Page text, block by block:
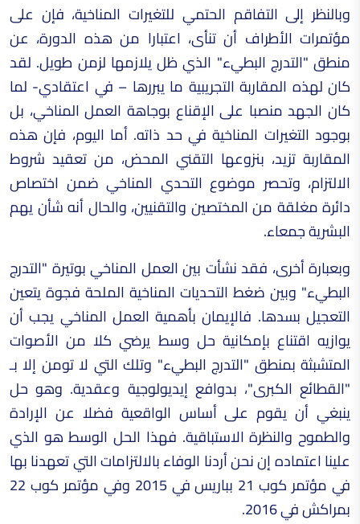
وبالنظر إلى التفاقم الحتمي للتغيرات المناخية، فإن على
مؤتمرات الأطراف أن تنأى، اعتبارا من هذه الدورة، عن
منطق "التدرج البطيء" الذي ظل يلازمها لزمن طويل. لقد
كان لهذه المقاربة التجريبية ما يبررها – في اعتقادي- لما
كان الجهد منصبا على الإقناع بوجاهة العمل المناخي، بل
بوجود التغيرات المناخية في حد ذاته. أما اليوم، فإن هذه
المقاربة تزيد، بنزوعها التقني المحض، من تعقيد شروط
الالتزام، وتحصر موضوع التحدي المناخي ضمن اختصاص
دائرة مغلقة من المختصين والتقنيين، والحال أنه شأن يهم
البشرية جمعاء.
وبعبارة أخرى، فقد نشأت بين العمل المناخي بوتيرة "التدرج
البطيء" وبين ضغط التحديات المناخية الملحة فجوة يتعين
التعجيل بسدها. فالإيمان بأهمية العمل المناخي يجب أن
يوازيه اقتناع بإمكانية حل وسط يرضي كلا من الأصوات
المتشبثة بمنطق "التدرج البطيء" وتلك التي لا تومن إلا بـ
"القطائع الكبرى"، بدوافع إيديولوجية وعقدية. وهو حل
ينبغي أن يقوم على أساس الواقعية فضلا عن الإرادة
والطموح والنظرة الاستباقية. فهذا الحل الوسط هو الذي
علينا اعتماده إن نحن أردنا الوفاء بالالتزامات التي تعهدنا بها
في مؤتمر كوب 21 بباريس في 2015 وفي مؤتمر كوب 22
بمراكش في 2016.